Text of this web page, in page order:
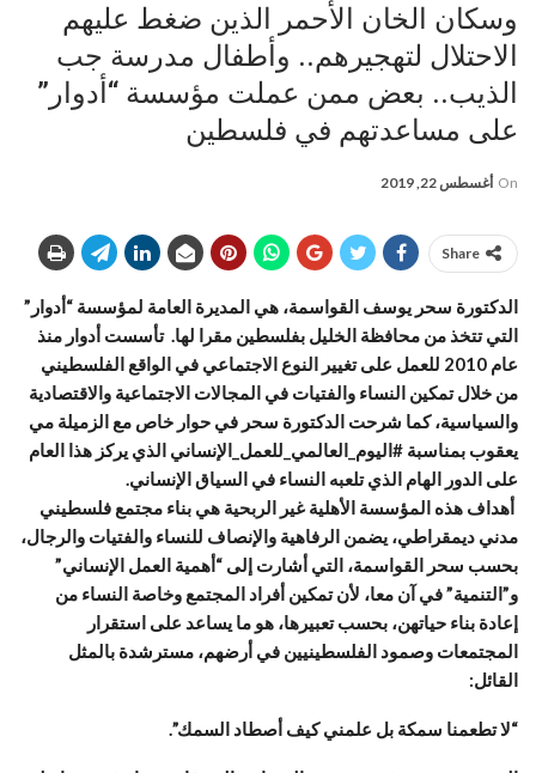
وسكان الخان الأحمر الذين ضغط عليهم
الاحتلال لتهجيرهم.. وأطفال مدرسة جب
الذيب.. بعض ممن عملت مؤسسة “أدوار”
على مساعدتهم في فلسطين
On أغسطس 22, 2019
Share
الدكتورة سحر يوسف القواسمة، هي المديرة العامة لمؤسسة “أدوار”
التي تتخذ من محافظة الخليل بفلسطين مقرا لها. تأسست أدوار منذ
عام 2010 للعمل على تغيير النوع الاجتماعي في الواقع الفلسطيني
من خلال تمكين النساء والفتيات في المجالات الاجتماعية والاقتصادية
والسياسية، كما شرحت الدكتورة سحر في حوار خاص مع الزميلة مي
يعقوب بمناسبة #اليوم_العالمي_للعمل_الإنساني الذي يركز هذا العام
على الدور الهام الذي تلعبه النساء في السياق الإنساني.
أهداف هذه المؤسسة الأهلية غير الربحية هي بناء مجتمع فلسطيني
مدني ديمقراطي، يضمن الرفاهية والإنصاف للنساء والفتيات والرجال،
بحسب سحر القواسمة، التي أشارت إلى “أهمية العمل الإنساني”
و”التنمية” في آن معا، لأن تمكين أفراد المجتمع وخاصة النساء من
إعادة بناء حياتهن، بحسب تعبيرها، هو ما يساعد على استقرار
المجتمعات وصمود الفلسطينيين في أرضهم، مسترشدة بالمثل
القائل:
“لا تطعمنا سمكة بل علمني كيف أصطاد السمك”.